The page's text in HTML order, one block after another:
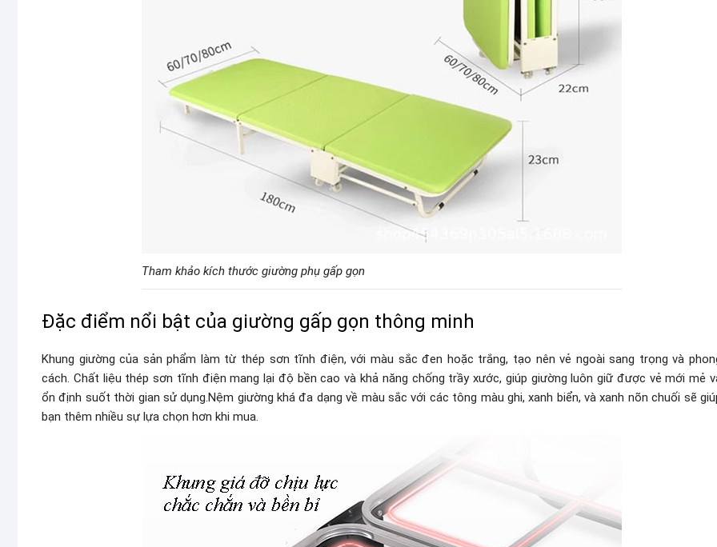
Tham khảo kích thước giường phụ gấp gọn
Đặc điểm nổi bật của giường gấp gọn thông minh
Khung giường của sản phẩm làm từ thép sơn tĩnh điện, với màu sắc đen hoặc trắng, tạo nên vẻ ngoài sang trọng và
cách. Chất liệu thép sơn tĩnh điện mang lại độ bền cao và khả năng chống trầy xước, giúp giường luôn giữ được vẻ mới mẻ
ổn định suốt thời gian sử dụng.Nệm giường khá đa dạng về màu sắc với các tông màu ghi, xanh biển, và xanh nõn chuối sẽ
bạn thêm nhiều sự lựa chọn hơn khi mua.